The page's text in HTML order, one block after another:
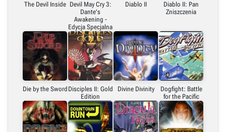
The Devil Inside Devil May Cry 3:
Dante's
Awakening -
Edycja Specjalna
Diablo II
Diablo II: Pan
Zniszczenia
Die by the Sword Disciples II: Gold
Edition
Divine Divinity
Dogfight: Battle
for the Pacific